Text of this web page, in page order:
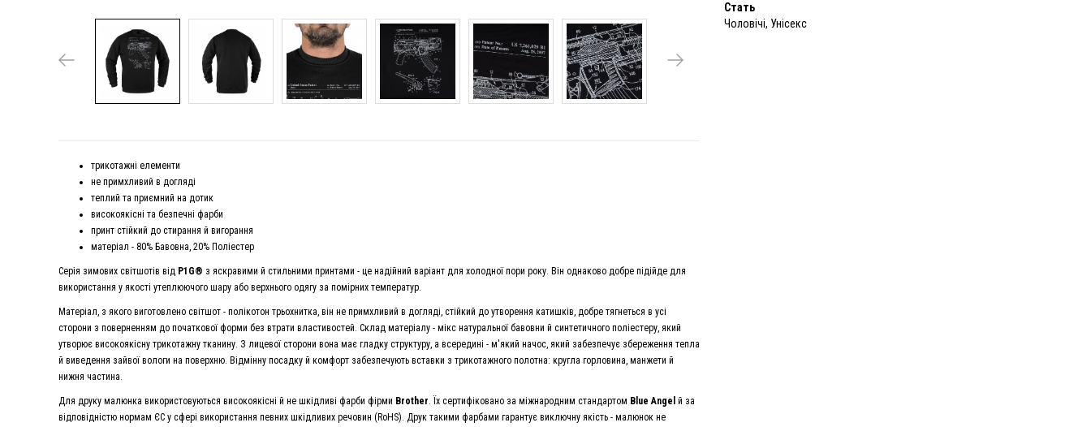
Стать
Чоловічі, Унісекс
трикотажні елементи
не примхливий в догляді
теплий та приємний на дотик
високоякісні та безпечні фарби
принт стійкий до стирання й вигорання
матеріал - 80% Бавовна, 20% Поліестер
Серія зимових світшотів від P1G® з яскравими й стильними принтами - це надійний варіант для холодної пори року. Він однаково добре підійде для
використання у якості утеплюючого шару або верхнього одягу за помірних температур.
Матеріал, з якого виготовлено світшот - полікотон трьохнитка, він не примхливий в догляді, стійкий до утворення катишків, добре тягнеться в усі
сторони з поверненням до початкової форми без втрати властивостей. Склад матеріалу - мікс натуральної бавовни й синтетичного поліестеру, який
утворює високоякісну трикотажну тканину. З лицевої сторони вона має гладку структуру, а всередині - м'який начос, який забезпечує збереження тепла
й виведення зайвої вологи на поверхню. Відмінну посадку й комфорт забезпечують вставки з трикотажного полотна: кругла горловина, манжети й
нижня частина.
Для друку малюнка використовуються високоякісні й не шкідливі фарби фірми Brother. Їх сертифіковано за міжнародним стандартом Blue Angel й за
відповідністю нормам ЄС у сфері використання певних шкідливих речовин (RoHS). Друк такими фарбами гарантує виключну якість - малюнок не